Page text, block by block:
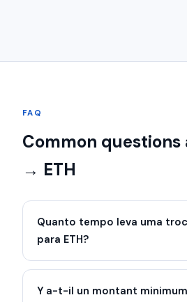
FAQ
Common questions
→ ETH
Quanto tempo leva uma
para ETH?
Y a-t-il un montant